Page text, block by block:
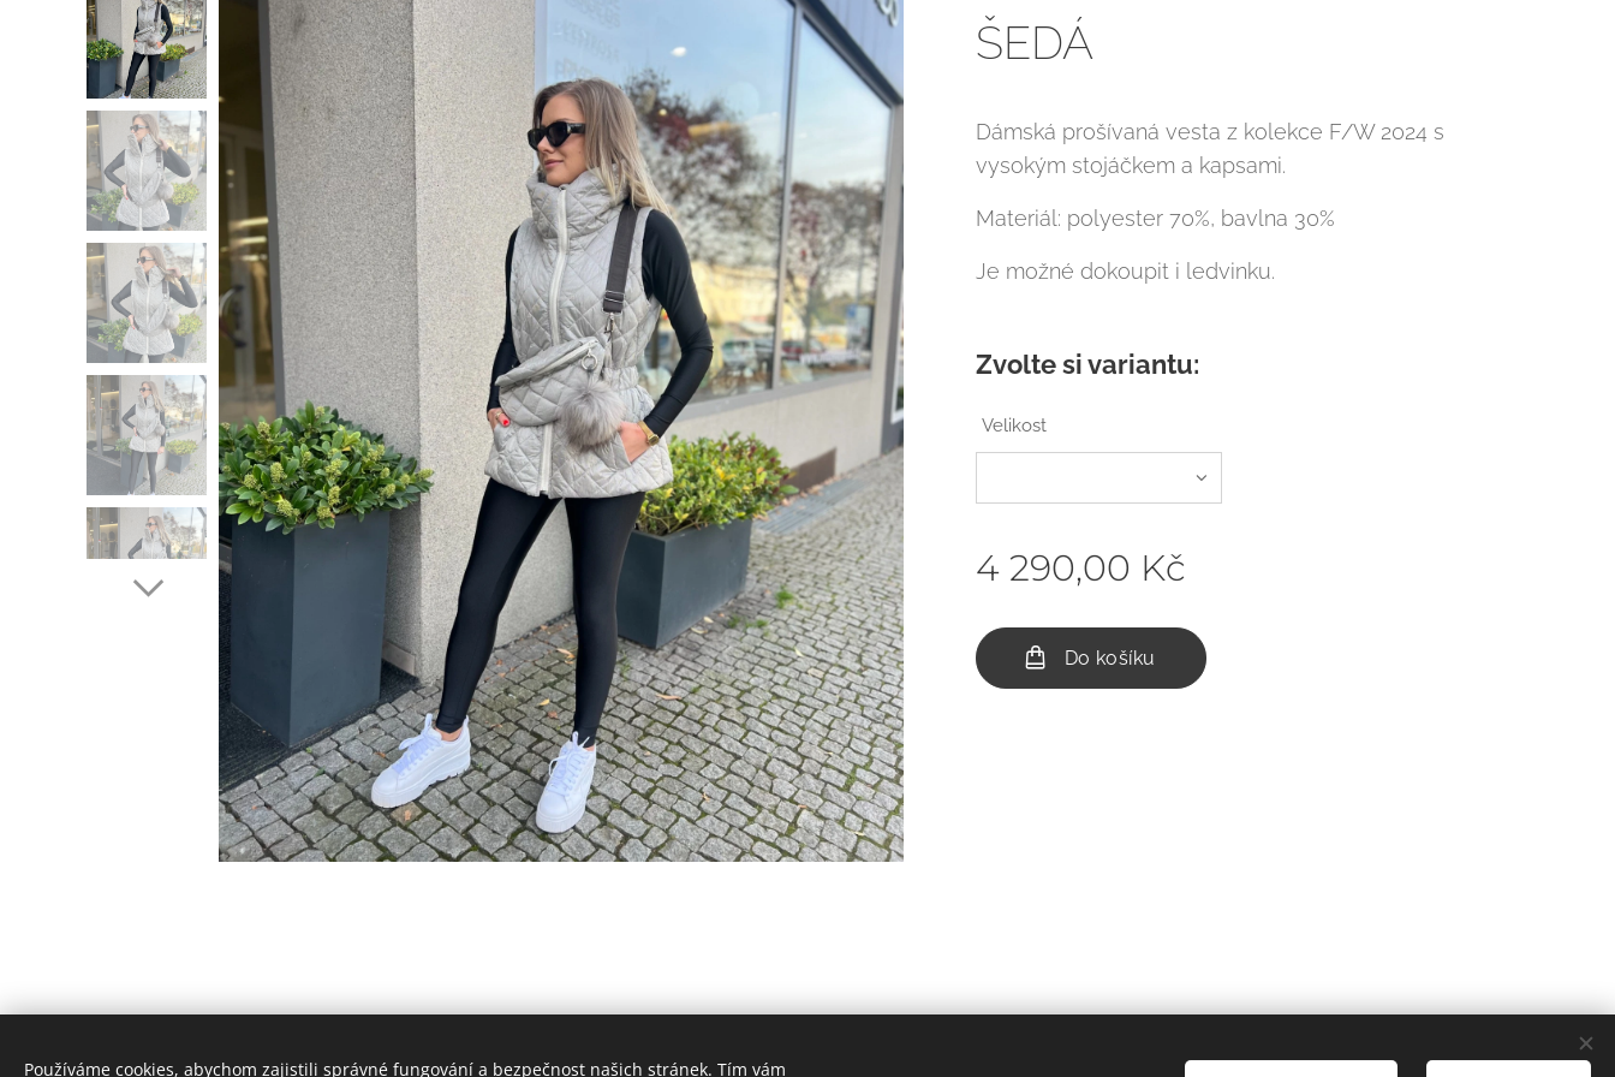
ŠEDÁ
Dámská prošívaná vesta z kolekce F/W 2024 s
vysokým stojáčkem a kapsami.
Materiál: polyester 70%, bavlna 30%
Je možné dokoupit i ledvinku.
Zvolte si variantu:
Velikost
4 290,00 Kč
Do košíku
BY IV COLLECTION, Všechna práva vyhrazena 2023
Používáme cookies, abychom zajistili správné fungování a bezpečnost našich stránek. Tím vám